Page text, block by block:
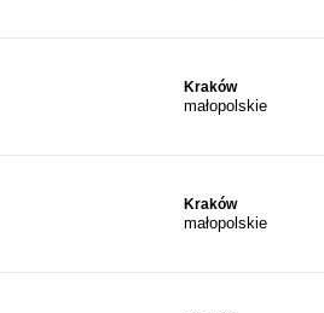
Kraków
małopolskie
Kraków
małopolskie